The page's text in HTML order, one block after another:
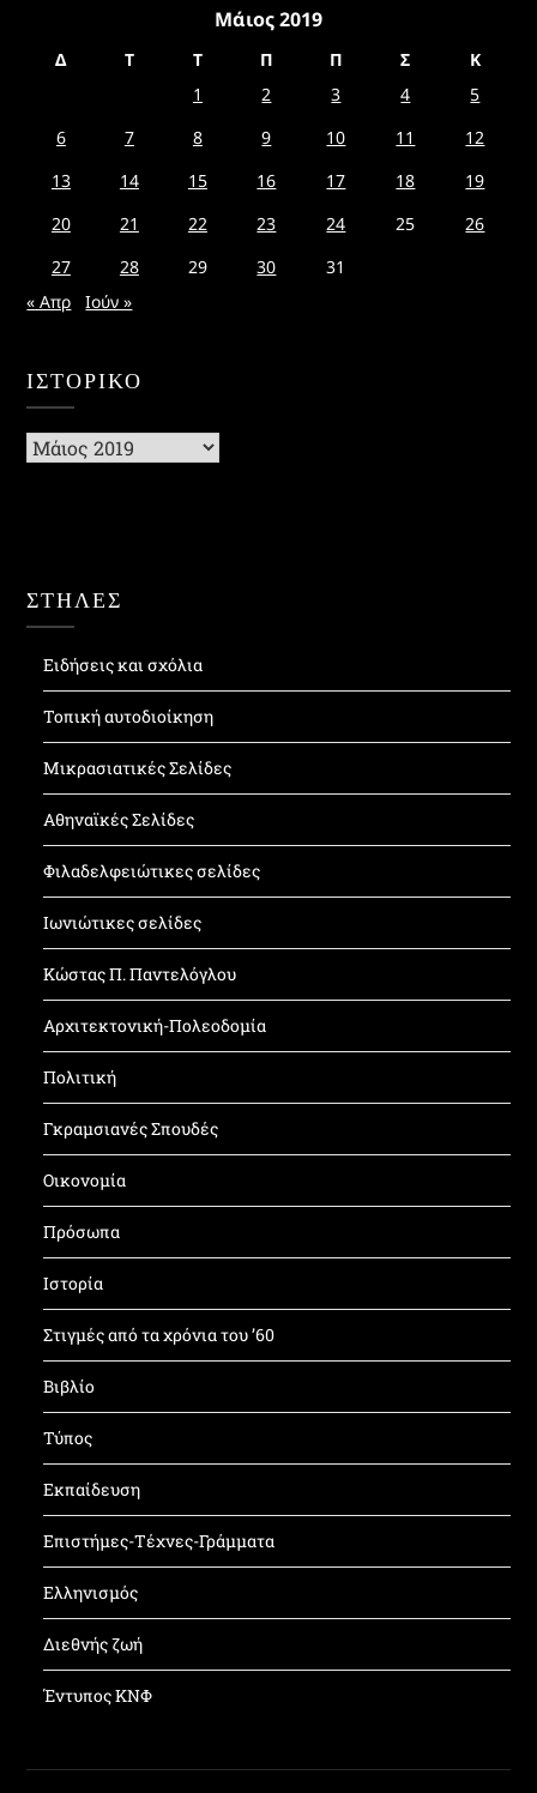
Μάιος 2019
Δ Τ Τ Π Π Σ
Κ
1
2 3 4
5
6
7 8 9 10 11
12
13
14 15 16 17 18
19
20
21 22 23 24 25
26
27
28 29 30
31
« Απρ
Ιούν »
ΙΣΤΟΡΙΚΌ
Ιστορικό
ΣΤΗΛΕΣ
Ειδήσεις και σχόλια
Τοπική αυτοδιοίκηση
Μικρασιατικές Σελίδες
Αθηναϊκές Σελίδες
Φιλαδελφειώτικες σελίδες
Ιωνιώτικες σελίδες
Κώστας Π. Παντελόγλου
Αρχιτεκτονική-Πολεοδομία
Πολιτική
Γκραμσιανές Σπουδές
Οικονομία
Πρόσωπα
Ιστορία
Στιγμές από τα χρόνια του ’60
Βιβλίο
Τύπος
Εκπαίδευση
Επιστήμες-Τέχνες-Γράμματα
Ελληνισμός
Διεθνής ζωή
Έντυπος ΚΝΦ